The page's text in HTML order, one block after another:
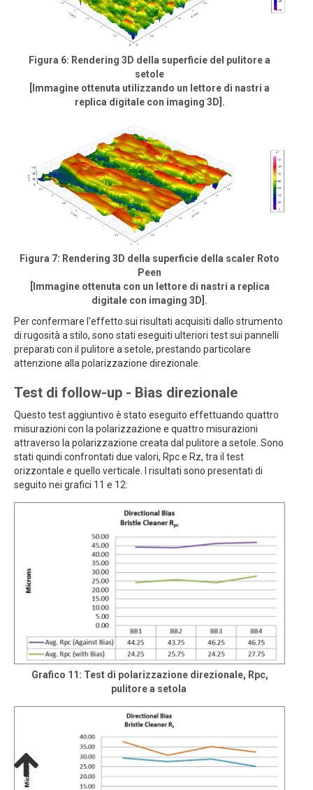
Figura 6: Rendering 3D della superficie del pulitore a
setole
[Immagine ottenuta utilizzando un lettore di nastri a
replica digitale con imaging 3D].
Figura 7: Rendering 3D della superficie della scaler Roto
Peen
[Immagine ottenuta con un lettore di nastri a replica
digitale con imaging 3D].
Per confermare l'effetto sui risultati acquisiti dallo strumento
di rugosità a stilo, sono stati eseguiti ulteriori test sui pannelli
preparati con il pulitore a setole, prestando particolare
attenzione alla polarizzazione direzionale.
Test di follow-up - Bias direzionale
Questo test aggiuntivo è stato eseguito effettuando quattro
misurazioni con la polarizzazione e quattro misurazioni
attraverso la polarizzazione creata dal pulitore a setole. Sono
stati quindi confrontati due valori, Rpc e Rz, tra il test
orizzontale e quello verticale. I risultati sono presentati di
seguito nei grafici 11 e 12:
Grafico 11: Test di polarizzazione direzionale, Rpc,
pulitore a setola